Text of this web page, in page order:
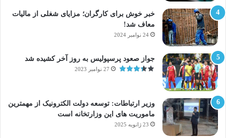
خبر خوش برای کارگران؛ مزایای شغلی از مالیات
معاف شد!
24 نوامبر 2024
جواز صعود پرسپولیس به روز آخر کشیده شد
27 نوامبر 2023
وزیر ارتباطات: توسعه دولت الکترونیک از مهمترین
ماموریت های این وزارتخانه است
23 ژانویه 2025